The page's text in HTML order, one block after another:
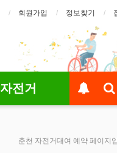
회원가입 정보찾기
자전거
춘천 자전거대여 예약 페이지